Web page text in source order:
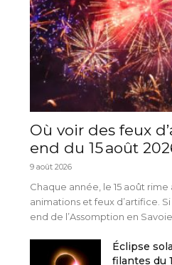
Où voir des feux
end du 15 août
9 août 2026
Chaque année, le 15 août
animations et feux d’artifice.
end de l’Assomption en
Éclipse
filantes du